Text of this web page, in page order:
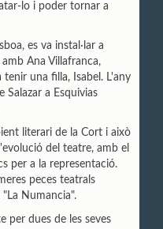
lo i poder tornar a
es va instal·lar a
Ana Villafranca,
una filla, Isabel. L'any
Salazar a Esquivias
literari de la Cort i això
del teatre, amb el
per a la representació.
peces teatrals
Numancia".
per dues de les seves